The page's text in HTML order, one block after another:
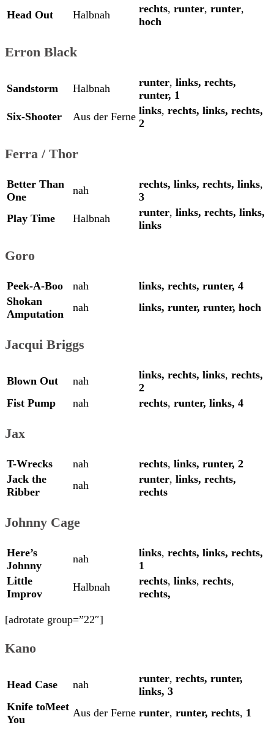
Head Out Halbnah rechts, runter, runter,
hoch
Erron Black
Sandstorm Halbnah runter, links, rechts,
runter, 1
Six-Shooter
Aus der Ferne links, rechts, links, rechts,
2
Ferra / Thor
Better Than
One
nah rechts, links, rechts, links,
3
Play Time
Halbnah runter, links, rechts, links,
links
Goro
Peek-A-Boo nah
links, rechts, runter, 4
Shokan
Amputation
nah links, runter, runter, hoch
Jacqui Briggs
Blown Out nah links, rechts, links, rechts,
2
Fist Pump
nah rechts, runter, links, 4
Jax
T-Wrecks nah rechts, links, runter, 2
Jack the
Ribber
nah runter, links, rechts,
rechts
Johnny Cage
Here’s
Johnny
nah links, rechts, links, rechts,
1
Little
Improv
Halbnah rechts, links, rechts,
rechts,
[adrotate group=”22″]
Kano
Head Case nah runter, rechts, runter,
links, 3
Knife toMeet
You
Aus der Ferne runter, runter, rechts, 1